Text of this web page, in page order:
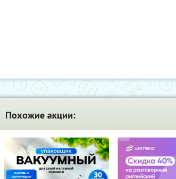
Похожие акции: